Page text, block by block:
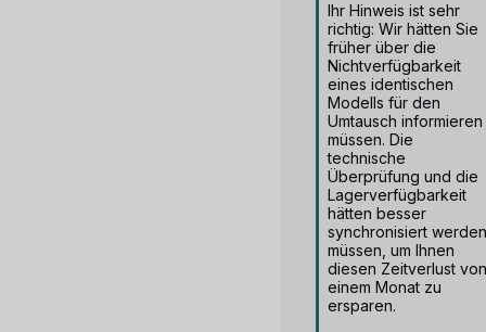
Ihr Hinweis ist sehr
richtig: Wir hätten Sie
früher über die
Nichtverfügbarkeit
eines identischen
Modells für den
Umtausch informieren
müssen. Die
technische
Überprüfung und die
Lagerverfügbarkeit
hätten besser
synchronisiert werden
müssen, um Ihnen
diesen Zeitverlust von
einem Monat zu
ersparen.